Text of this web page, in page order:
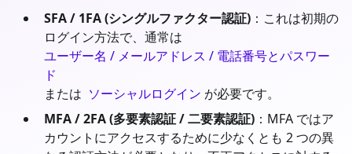
SFA / 1FA (シングルファクター認証) ：これは初期の
ログイン方法で、通常は
ユーザー名 / メールアドレス / 電話番号とパスワー
ド
または ソーシャルログイン が必要です。
MFA / 2FA (多要素認証 / 二要素認証) ：MFA ではア
カウントにアクセスするために少なくとも 2 つの異